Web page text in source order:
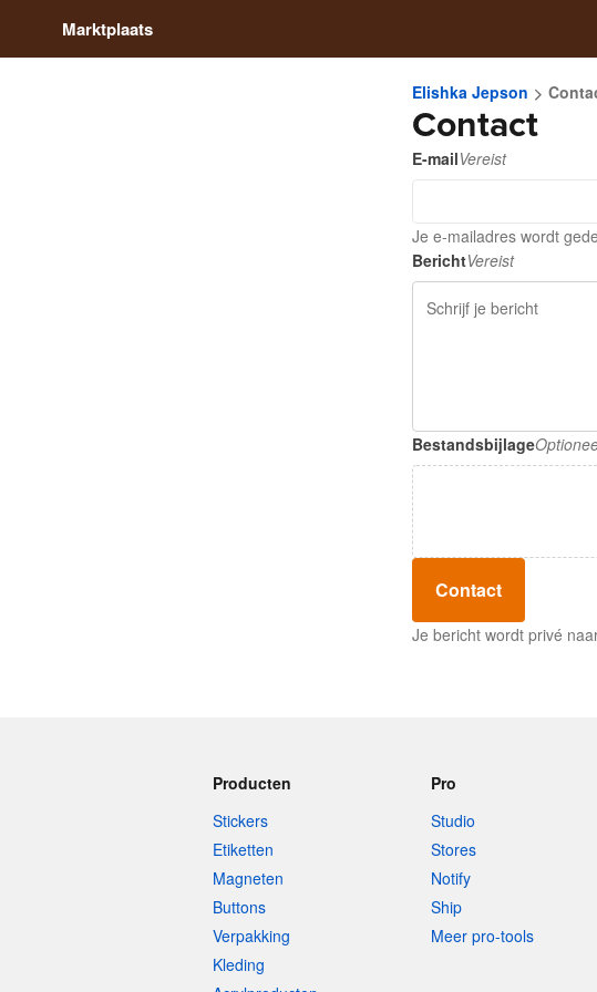
Marktplaats
Elishka Jepson
Contact
E-mailVereist
Je e-mailadres wordt
BerichtVereist
Bestandsbijlage
Contact
Je bericht wordt privé
Producten
Stickers
Etiketten
Magneten
Buttons
Verpakking
Kleding
Pro
Studio
Stores
Notify
Ship
Meer pro-tools